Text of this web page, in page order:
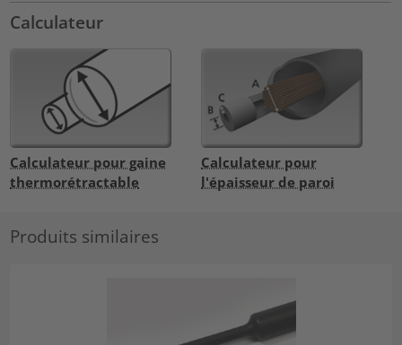
Calculateur
Calculateur pour gaine
thermorétractable
Calculateur pour
l'épaisseur de paroi
Produits similaires